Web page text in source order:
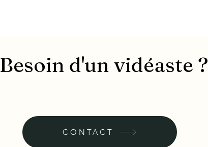
Besoin d'un vidéaste ?
CONTACT